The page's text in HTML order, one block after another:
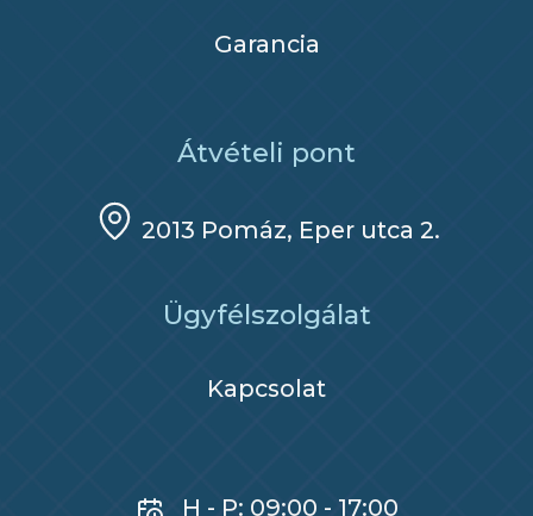
Garancia
Átvételi pont
2013 Pomáz, Eper utca 2.
Ügyfélszolgálat
Kapcsolat
H - P: 09:00 - 17:00